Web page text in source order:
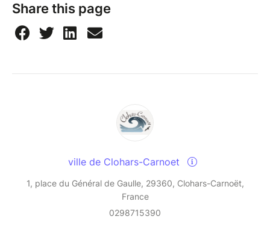
Share this page
ville de Clohars-Carnoet
1, place du Général de Gaulle, 29360, Clohars-Carnoët,
France
0298715390